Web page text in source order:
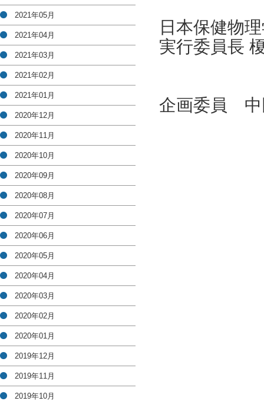
日本保健物
実行委員長
企画委員 中
2021年05月
2021年04月
2021年03月
2021年02月
2021年01月
2020年12月
2020年11月
2020年10月
2020年09月
2020年08月
2020年07月
2020年06月
2020年05月
2020年04月
2020年03月
2020年02月
2020年01月
2019年12月
2019年11月
2019年10月